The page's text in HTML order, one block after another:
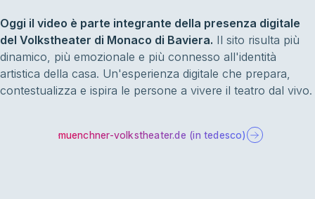
Oggi il video è parte integrante della presenza digitale
del Volkstheater di Monaco di Baviera. Il sito risulta più
dinamico, più emozionale e più connesso all'identità
artistica della casa. Un'esperienza digitale che prepara,
contestualizza e ispira le persone a vivere il teatro dal vivo.
muenchner-volkstheater.de (in tedesco)